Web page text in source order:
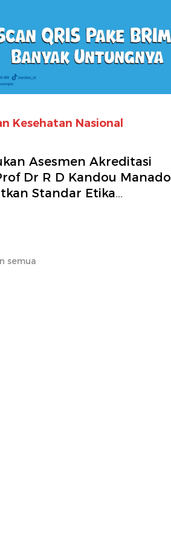
Kesehatan Nasional
Asesmen Akreditasi
Dr R D Kandou Manado
Standar Etika
semua